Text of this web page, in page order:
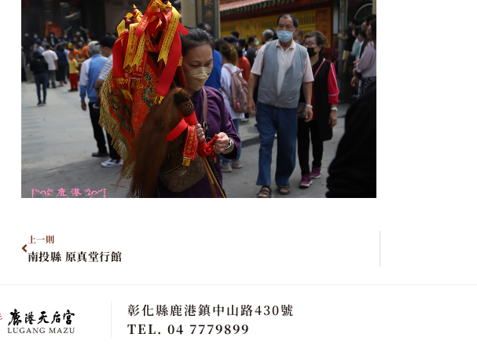
上一則
南投縣 原真堂行館
彰化縣鹿港鎮中山路430號
TEL. 04 7779899